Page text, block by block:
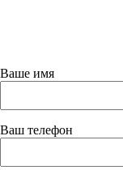
Ваше имя
Ваш телефон